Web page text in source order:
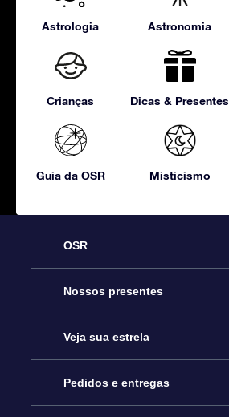
Astrologia Astronomia
Crianças Dicas & Presentes
Guia da OSR Misticismo
OSR
Serviço
Entre em contato conosco
Blog
Nossos presentes
Presente estrelar on-line
Pacote de presente da OSR
Veja sua estrela
Star Register
Pedidos e entregas